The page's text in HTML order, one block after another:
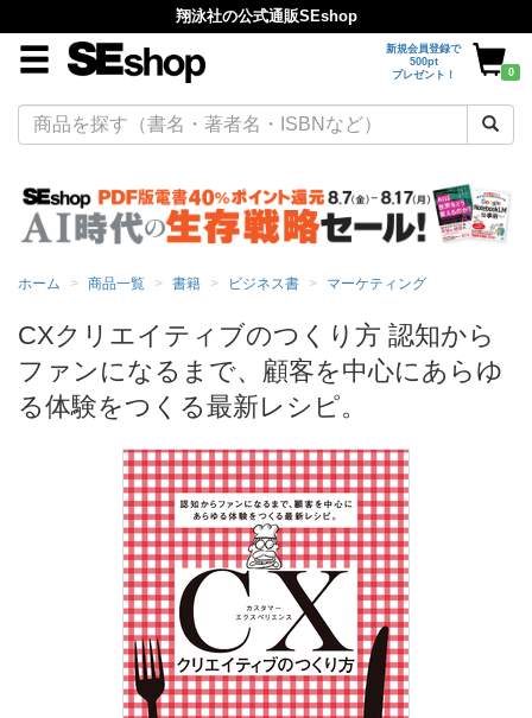
翔泳社の公式通販SEshop
新規会員登録で
500pt
プレゼント！
0
ホーム 商品一覧 書籍 ビジネス書 マーケティング
CXクリエイティブのつくり方 認知から
ファンになるまで、顧客を中心にあらゆ
る体験をつくる最新レシピ。